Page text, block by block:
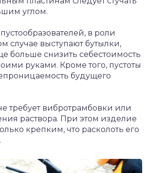
углом.
в роли
случае выступают бутылки,
больше снизить себестоимость
руками. Кроме того, пустоты
будущего
требует вибротрамбовки или
раствора. При этом изделие
крепким, что расколоть его